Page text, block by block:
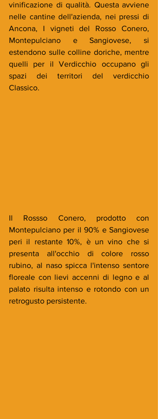
vinificazione di qualità. Questa avviene
nelle cantine dell'azienda, nei pressi di
Ancona, I vigneti del Rosso Conero,
Montepulciano e Sangiovese, si
estendono sulle colline doriche, mentre
quelli per il Verdicchio occupano gli
spazi dei territori del verdicchio
Classico.
Il Rossso Conero, prodotto con
Montepulciano per il 90% e Sangiovese
peri il restante 10%, è un vino che si
presenta all'occhio di colore rosso
rubino, al naso spicca l'intenso sentore
floreale con lievi accenni di legno e al
palato risulta intenso e rotondo con un
retrogusto persistente.